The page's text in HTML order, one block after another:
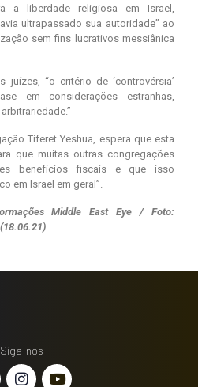
a liberdade religiosa em Israel,
ultrapassado sua autoridade” ao
sem fins lucrativos messiânica
juízes, “o critério de ‘controvérsia’
em considerações estranhas,
Tiferet Yeshua, espera que esta
que muitas outras congregações
benefícios fiscais e que isso
em Israel em geral”.
Middle East Eye / Foto:
Siga-nos